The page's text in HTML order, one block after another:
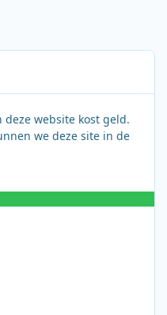
website kost geld.
we deze site in de